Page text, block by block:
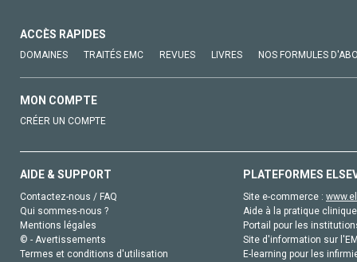
ACCÈS RAPIDES
DOMAINES TRAITÉS EMC REVUES LIVRES NOS FORMULES
MON COMPTE
CRÉER UN COMPTE
AIDE & SUPPORT
Contactez-nous / FAQ
Qui sommes-nous ?
Mentions légales
© - Avertissements
Termes et conditions d'utilisation
PLATEFORMES
Site e-commerce :
Aide à la pratique
Portail pour les
Site d'information sur
E-learning pour les